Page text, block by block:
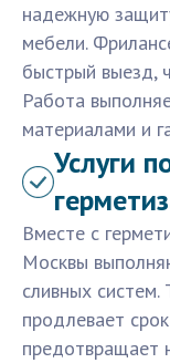
надежную
мебели.
быстрый выезд,
Работа
материалами и
Услуги
Вместе с
Москвы
сливных
продлевает
предотвращает